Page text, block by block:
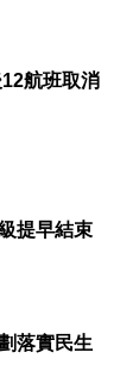
航班取消
提早結束
落實民生